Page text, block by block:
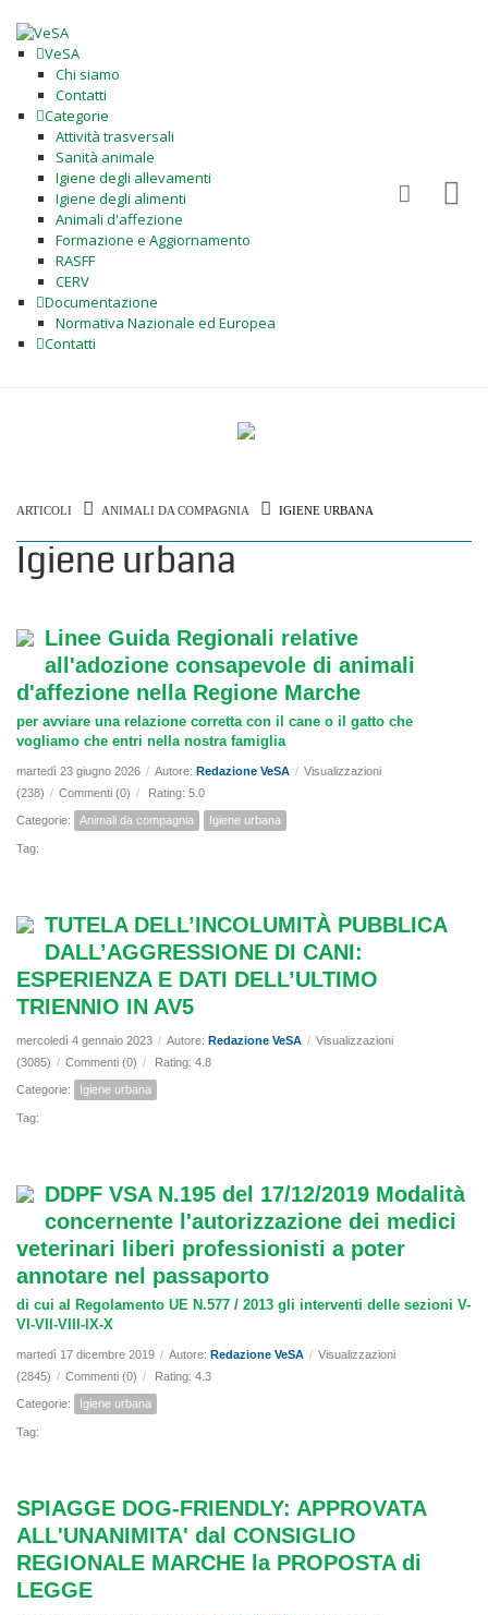
VeSA
Chi siamo
Contatti
Categorie
Attività trasversali
Sanità animale
Igiene degli allevamenti
Igiene degli alimenti
Animali d'affezione
Formazione e Aggiornamento
RASFF
CERV
Documentazione
Normativa Nazionale ed Europea
Contatti
ARTICOLI ANIMALI DA COMPAGNIA IGIENE URBANA
Igiene urbana
Linee Guida Regionali relative
all'adozione consapevole di animali
d'affezione nella Regione Marche
per avviare una relazione corretta con il cane o il gatto che
vogliamo che entri nella nostra famiglia
martedì 23 giugno 2026 / Autore: Redazione VeSA / Visualizzazioni
(238) / Commenti (0) / Rating: 5.0
Categorie: Animali da compagnia Igiene urbana
Tag:
TUTELA DELL’INCOLUMITÀ PUBBLICA
DALL’AGGRESSIONE DI CANI:
ESPERIENZA E DATI DELL’ULTIMO
TRIENNIO IN AV5
mercoledì 4 gennaio 2023 / Autore: Redazione VeSA / Visualizzazioni
(3085) / Commenti (0) / Rating: 4.8
Categorie: Igiene urbana
Tag:
DDPF VSA N.195 del 17/12/2019 Modalità
concernente l'autorizzazione dei medici
veterinari liberi professionisti a poter
annotare nel passaporto
di cui al Regolamento UE N.577 / 2013 gli interventi delle sezioni V-
VI-VII-VIII-IX-X
martedì 17 dicembre 2019 / Autore: Redazione VeSA / Visualizzazioni
(2845) / Commenti (0) / Rating: 4.3
Categorie: Igiene urbana
Tag:
SPIAGGE DOG-FRIENDLY: APPROVATA
ALL'UNANIMITA' dal CONSIGLIO
REGIONALE MARCHE la PROPOSTA di
LEGGE